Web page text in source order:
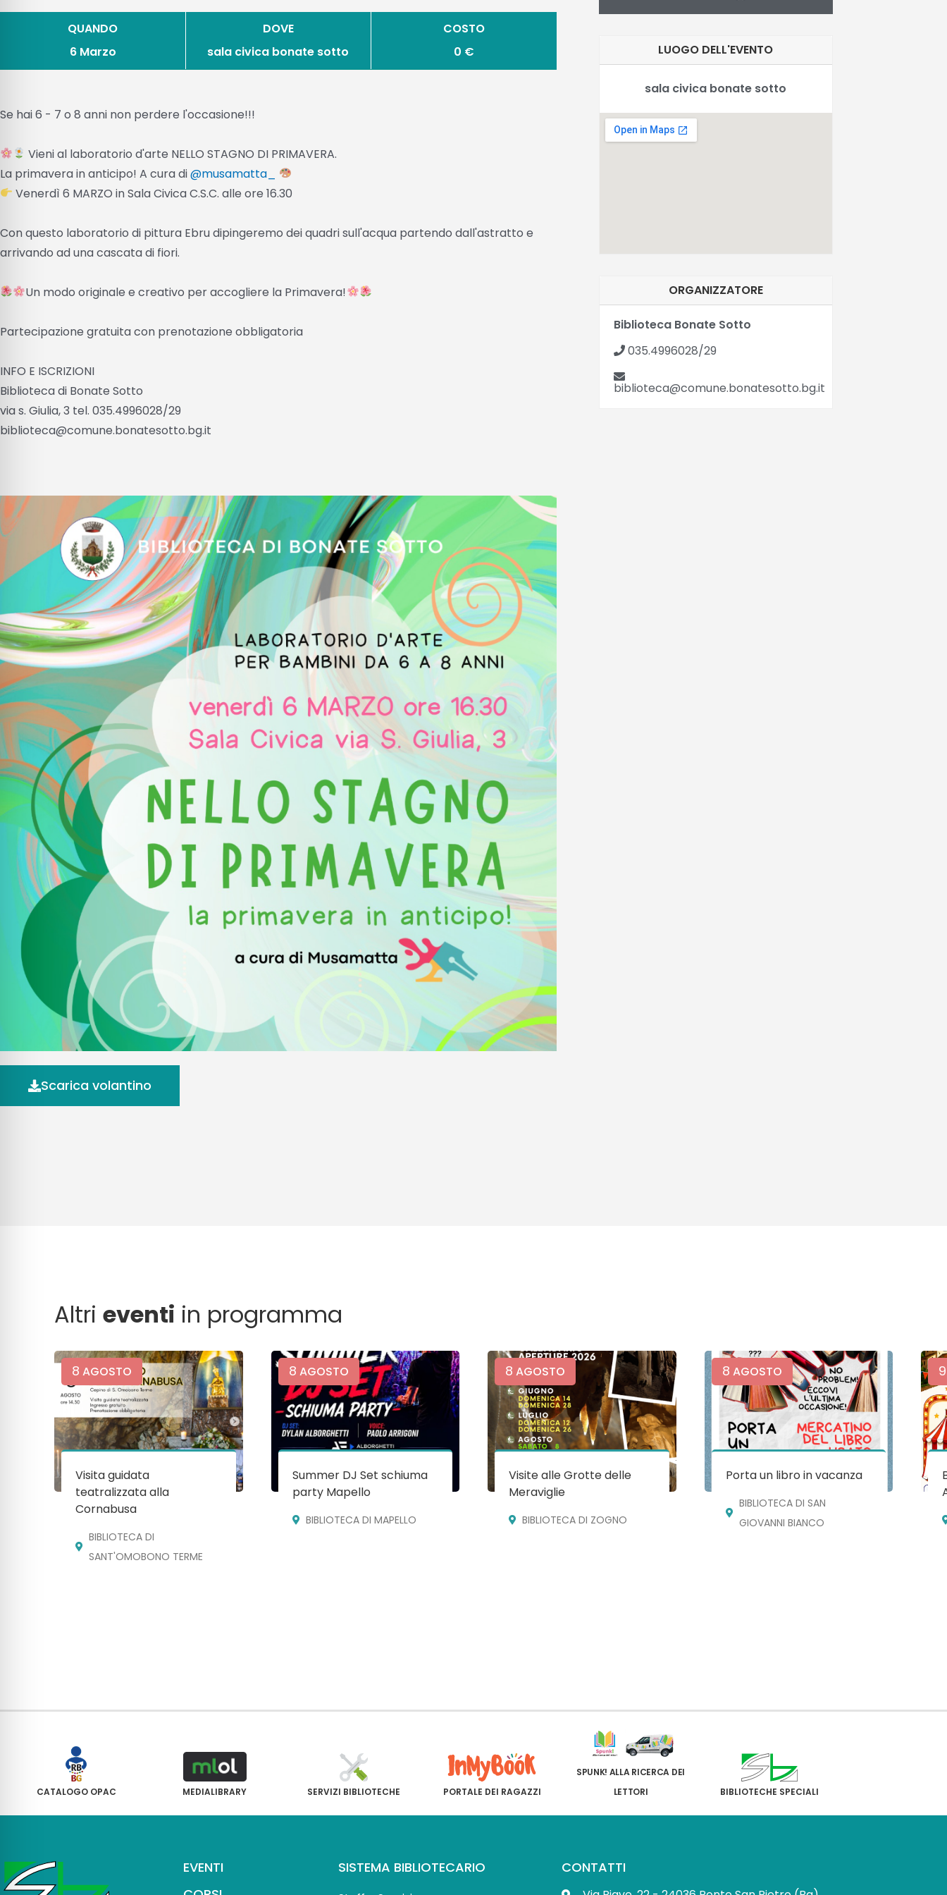
QUANDO
6 Marzo
DOVE
sala civica bonate sotto
COSTO
0 €
Se hai 6 - 7 o 8 anni non perdere l'occasione!!!
Vieni al laboratorio d'arte NELLO STAGNO DI PRIMAVERA.
La primavera in anticipo! A cura di@musamatta_
Venerdì 6 MARZO in Sala Civica C.S.C. alle ore 16.30
Con questo laboratorio di pittura Ebru dipingeremo dei quadri sull'acqua partendo dall'astratto e
arrivando ad una cascata di fiori.
Un modo originale e creativo per accogliere la Primavera!
Partecipazione gratuita con prenotazione obbligatoria
INFO E ISCRIZIONI
Biblioteca di Bonate Sotto
via s. Giulia, 3 tel. 035.4996028/29
biblioteca@comune.bonatesotto.bg.it
Scarica volantino
LUOGO DELL'EVENTO
sala civica bonate sotto
ORGANIZZATORE
Biblioteca Bonate Sotto
035.4996028/29
biblioteca@comune.bonatesotto.bg.it
Altrieventi in programma
8 AGOSTO
Visita guidata
teatralizzata alla
Cornabusa
BIBLIOTECA DI
SANT'OMOBONO TERME
8 AGOSTO
Summer DJ Set schiuma
party Mapello
BIBLIOTECA DI MAPELLO
8 AGOSTO
Visite alle Grotte delle
Meraviglie
BIBLIOTECA DI ZOGNO
8 AGOSTO
Porta un libro in vacanza
BIBLIOTECA DI SAN
GIOVANNI BIANCO
9
CATALOGO OPAC MEDIALIBRARY SERVIZI BIBLIOTECHE PORTALE DEI RAGAZZI
SPUNK! ALLA RICERCA DEI
LETTORI
BIBLIOTECHE SPECIALI
EVENTI
SISTEMA BIBLIOTECARIO CONTATTI